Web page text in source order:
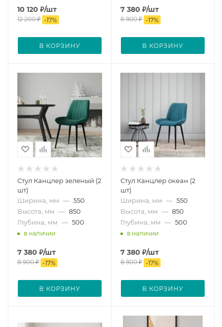
10 120 ₽/шт
12 200₽ -17%
В КОРЗИНУ
7 380 ₽/шт
8 900₽ -17%
В КОРЗИНУ
Стул Канцлер зеленый (2
шт)
Ширина, мм — 550
Высота, мм — 850
Глубина, мм — 500
в наличии
7 380 ₽/шт
8 900₽ -17%
В КОРЗИНУ
Стул Канцлер океан (2
шт)
Ширина, мм — 550
Высота, мм — 850
Глубина, мм — 500
в наличии
7 380 ₽/шт
8 900₽ -17%
В КОРЗИНУ